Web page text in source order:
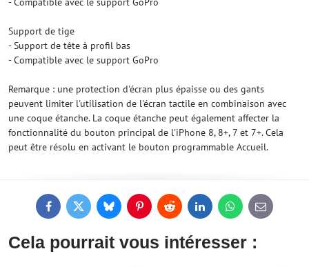
Support de tige
- Support de tête à profil bas
- Compatible avec le support GoPro
Remarque : une protection d'écran plus épaisse ou des gants
peuvent limiter l'utilisation de l'écran tactile en combinaison avec
une coque étanche. La coque étanche peut également affecter la
fonctionnalité du bouton principal de l'iPhone 8, 8+, 7 et 7+. Cela
peut être résolu en activant le bouton programmable Accueil.
FacebookTwitterBlueskyPinterestReddit LinkedInWhatsApp
E-
mail
Cela pourrait vous intéresser :